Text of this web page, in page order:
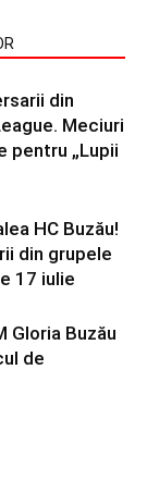
din
Meciuri
pentru „Lupii
HC Buzău!
din grupele
17 iulie
Gloria Buzău
de